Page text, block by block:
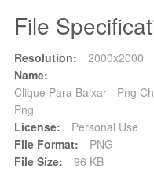
File
Resolution:
2000x2000
Name:
Clique Para Baixar - Png
Png
License:
Personal Use
File Format:
PNG
File Size:
96 KB